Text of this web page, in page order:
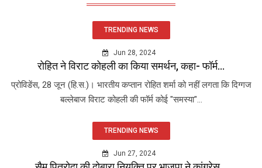
TRENDING NEWS
Jun 28, 2024
रोहित ने विराट कोहली का किया समर्थन, कहा- फॉर्म...
प्रोविडेंस, 28 जून (हि.स.)। भारतीय कप्तान रोहित शर्मा को नहीं लगता कि दिग्गज
बल्लेबाज विराट कोहली की फॉर्म कोई "समस्या"...
TRENDING NEWS
Jun 27, 2024